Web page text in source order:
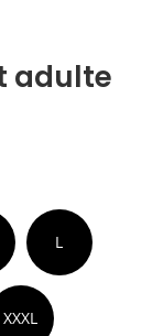
adulte
L
XXXL